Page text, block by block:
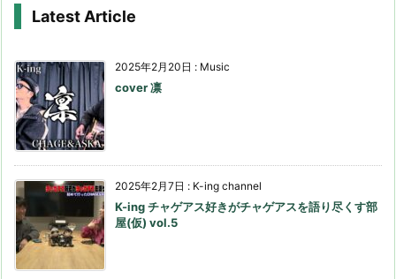
Latest Article
2025年2月20日 : Music
cover 凛
2025年2月7日 : K-ing channel
K-ing チャゲアス好きがチャゲアスを語り尽くす部
屋(仮) vol.5